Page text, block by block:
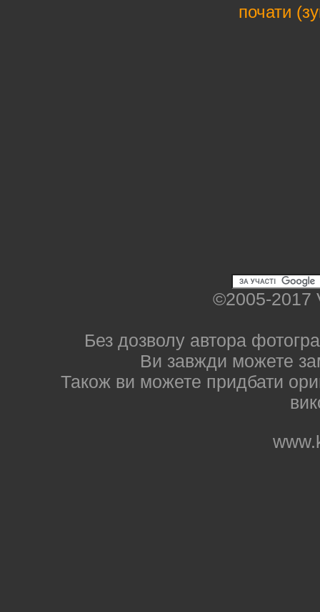
почати
©2005-2017
Без дозволу автора
Ви завжди можете
Також ви можете придбати